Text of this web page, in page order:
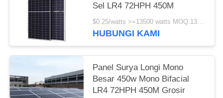
Sel LR4 72HPH 450M
$0.25/watts >=13500 watts MOQ:13500 watts
HUBUNGI KAMI
Panel Surya Longi Mono
Besar 450w Mono Bifacial
LR4 72HPH 450M Grosir